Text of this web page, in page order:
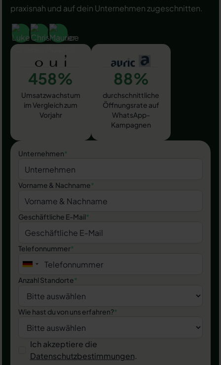
praxisnah und auf dein Unternehmen zugeschnitten.
458%
Umsatzwachstum
im Vergleich zum
Vorjahr
88%
durchschnittliche
Öffnungsrate auf
WhatsApp-
Kampagnen
Unternehmen*
Vorname & Nachname*
Geschäftliche E-Mail*
Telefonnummer*
Anzahl Standorte*
Wie hast du von uns erfahren?*
Ich akzeptiere die
Datenschutzbestimmungen.